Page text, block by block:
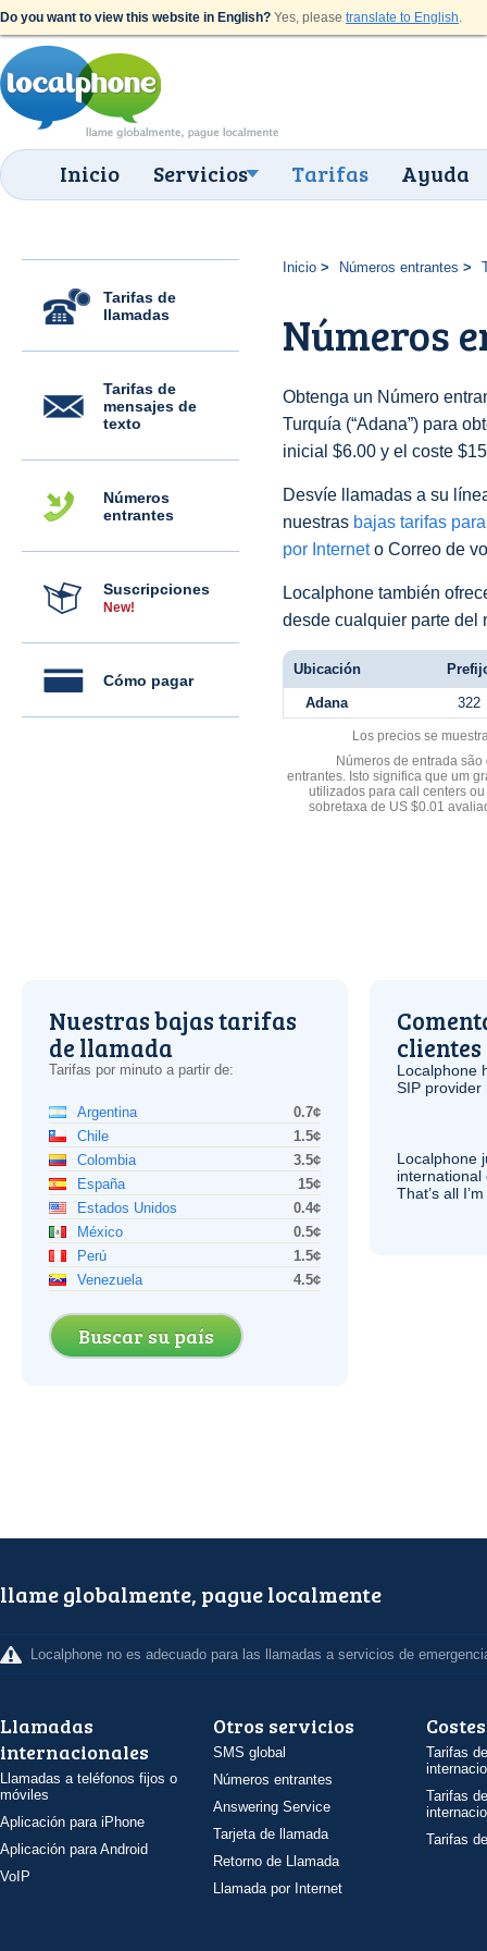
Do you want to view this website in English? Yes, please translate to English.
Inicio Servicios Tarifas Ayuda
Tarifas de
llamadas
Tarifas de
mensajes de
texto
Números
entrantes
Suscripciones
New!
Cómo pagar
Inicio Números entrantes
Números
Obtenga un Número
Turquía (“Adana”) para
inicial $6.00 y el coste
Desvíe llamadas a su
nuestras bajas tarifas
por Interneto Correo de
Localphone también
desde cualquier parte del
Ubicación
Adana 322
Los precios se
Números de entrada
entrantes. Isto significa que um
utilizados para call centers
sobretaxa de US $0.01
Nuestras bajas tarifas
de llamada
Tarifas por minuto a partir de:
Argentina
0.7¢
Chile
1.5¢
Colombia
3.5¢
España
15¢
Estados Unidos
0.4¢
México
0.5¢
Perú
1.5¢
Venezuela
4.5¢
Buscar su país
clientes
Localphone
SIP provider
Localphone
international
That’s all
llame globalmente, pague localmente
Localphone no es adecuado para las llamadas a servicios de
Llamadas
internacionales
Llamadas a teléfonos fijos o
móviles
Aplicación para iPhone
Aplicación para Android
VoIP
Otros servicios
SMS global
Números entrantes
Answering Service
Tarjeta de llamada
Retorno de Llamada
Llamada por Internet
Costes
Tarifas
Tarifas
Tarifas